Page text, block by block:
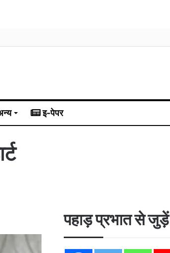
इ-पेपर
पहाड़ प्रभात से जुड़ें